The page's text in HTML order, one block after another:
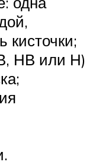
кисточки;
НВ или Н)